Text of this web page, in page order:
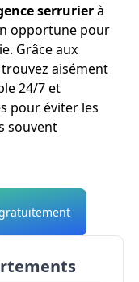
serrurierà
opportune pour
Grâce aux
aisément
24/7 et
pour éviter les
souvent